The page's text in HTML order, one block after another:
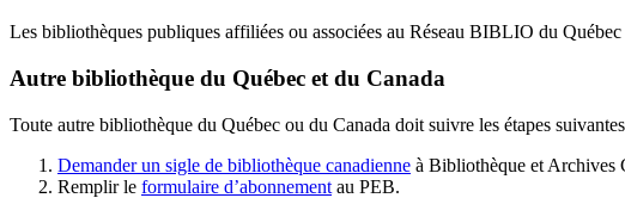
Les bibliothèques publiques affiliées ou associées au Réseau BIBLIO du
Autre bibliothèque du Québec et du Canada
Toute autre bibliothèque du Québec ou du Canada doit suivre les étapes suivantes
Demander un sigle de bibliothèque canadienne à Bibliothèque et Archives
Remplir le formulaire d’abonnement au PEB.